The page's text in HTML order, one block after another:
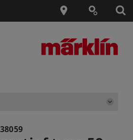
38059